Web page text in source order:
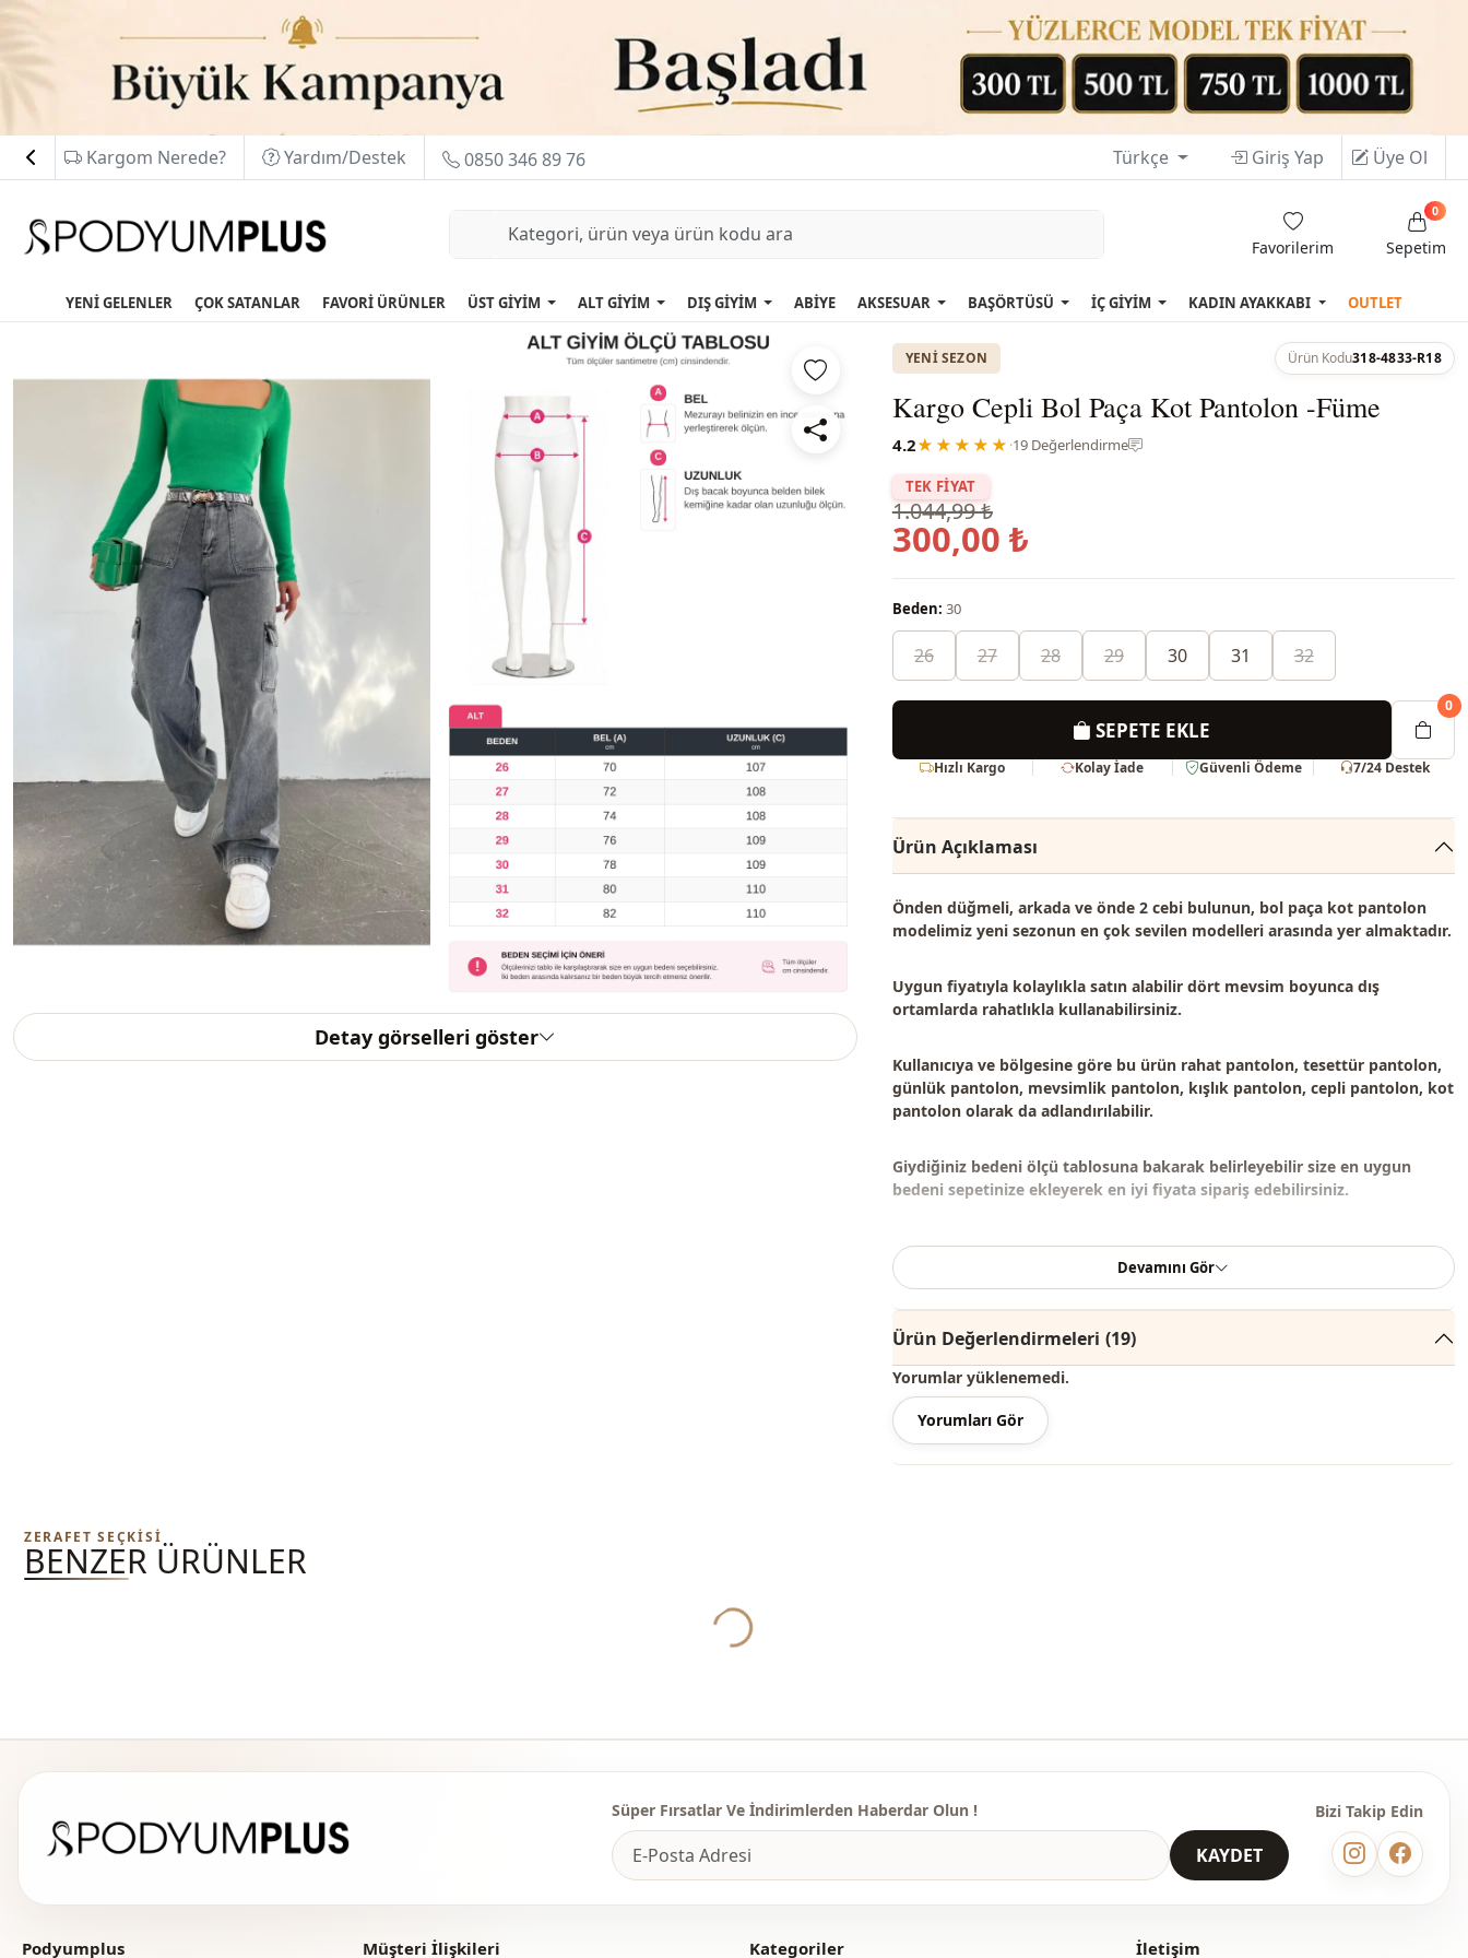
Kargom Nerede? Yardım/Destek 0850 346 89 76 Türkçe Giriş Yap Üye Ol
Favorilerim Sepetim
0
YENİ GELENLER ÇOK SATANLAR FAVORİ ÜRÜNLER ÜST GİYİM ALT GİYİM DIŞ GİYİM ABİYE AKSESUAR BAŞÖRTÜSÜ İÇ GİYİM KADIN AYAKKABI OUTLET
Detay görselleri göster
YENI SEZON Ürün Kodu318-4833-R18
Kargo Cepli Bol Paça Kot Pantolon -Füme
4.2★★★★★ ·19 Değerlendirme
TEK FİYAT
1.044,99 ₺
300,00 ₺
Beden: 30
26 27 28 29 30 31 32
SEPETE EKLE
0
Hızlı Kargo Kolay İade Güvenli Ödeme 7/24 Destek
Ürün Açıklaması
Önden düğmeli, arkada ve önde 2 cebi bulunun, bol paça kot pantolon
modelimiz yeni sezonun en çok sevilen modelleriarasında yer almaktadır.
Uygun fiyatıyla kolaylıkla satın alabilir dört mevsim boyunca dış
ortamlarda rahatlıkla kullanabilirsiniz.
Kullanıcıya ve bölgesine göre bu ürün rahat pantolon, tesettür pantolon,
günlük pantolon, mevsimlik pantolon, kışlık pantolon, cepli pantolon, kot
pantolonolarak da adlandırılabilir.
Giydiğiniz bedeni ölçü tablosuna bakarak belirleyebilir size en uygun
bedeni sepetinize ekleyerek en iyi fiyata sipariş edebilirsiniz.
Not: Ürün içeriği pantolondan oluşmaktadır. (Kazak, ayakkabı, şal, çanta
ve takılar dekor amaçlı kullanılmaktadır.)
Not:
Yıkama:30 derecede yıkayınız.
%80 Pamuk , %20 Polyester
Mevsi̇m Mevsimlik
Kalip Regular
Kapama şekli̇
Bel Normal bel
Çift cepli
Devamını Gör
Ürün Değerlendirmeleri (19)
Yorumlar yüklenemedi.
Yorumları Gör
ZERAFET SEÇKISI
BENZER ÜRÜNLER
Yukleniyor...
Süper Fırsatlar Ve İndirimlerden Haberdar Olun !
KAYDET
Bizi Takip Edin
Podyumplus Müşteri İlişkileri Kategoriler İletişim